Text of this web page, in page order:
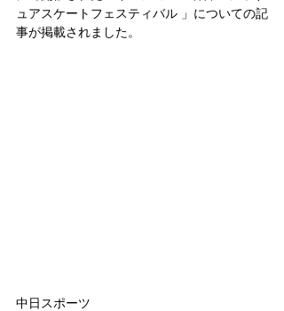
ュアスケートフェスティバル 」についての記
事が掲載されました。
中日スポーツ